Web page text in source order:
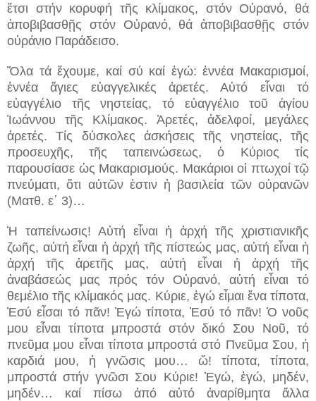
ἔτσι στήν κορυφή τῆς κλίμακος, στόν Οὐρανό, θά
ἀποβιβασθῇς στόν Οὐρανό, θά ἀποβιβασθῇς στόν
οὐράνιο Παράδεισο.
Ὅλα τά ἔχουμε, καί σύ καί ἐγώ: ἐννέα Μακαρισμοί,
ἐννέα ἅγιες εὐαγγελικές ἀρετές. Αὐτό εἶναι τό
εὐαγγέλιο τῆς νηστείας, τό εὐαγγέλιο τοῦ ἁγίου
Ἰωάννου τῆς Κλίμακος. Ἀρετές, ἀδελφοί, μεγάλες
ἀρετές. Τίς δύσκολες ἀσκήσεις τῆς νηστείας, τῆς
προσευχῆς, τῆς ταπεινώσεως, ὁ Κύριος τίς
παρουσίασε ὡς Μακαρισμούς. Μακάριοι οἱ πτωχοί τῷ
πνεύματι, ὅτι αὐτῶν ἐστιν ἡ βασιλεία τῶν οὐρανῶν
(Ματθ. ε΄ 3)…
Ἡ ταπείνωσις! Αὐτή εἶναι ἡ ἀρχή τῆς χριστιανικῆς
ζωῆς, αὐτή εἶναι ἡ ἀρχή τῆς πίστεώς μας, αὐτή εἶναι ἡ
ἀρχή τῆς ἀρετῆς μας, αὐτή εἶναι ἡ ἀρχή τῆς
ἀναβάσεώς μας πρός τόν Οὐρανό, αὐτή εἶναι τό
θεμέλιο τῆς κλίμακός μας. Κύριε, ἐγώ εἶμαι ἕνα τίποτα,
Ἐσύ εἶσαι τό πᾶν! Ἐγώ τίποτα, Ἐσύ τό πᾶν! Ὁ νοῦς
μου εἶναι τίποτα μπροστά στόν δικό Σου Νοῦ, τό
πνεῦμα μου εἶναι τίποτα μπροστά στό Πνεῦμα Σου, ἡ
καρδιά μου, ἡ γνῶσις μου… ὤ! τίποτα, τίποτα,
μπροστά στήν γνῶσι Σου Κύριε! Ἐγώ, ἐγώ, μηδέν,
μηδέν… καί πίσω ἀπό αὐτό ἀναρίθμητα ἄλλα